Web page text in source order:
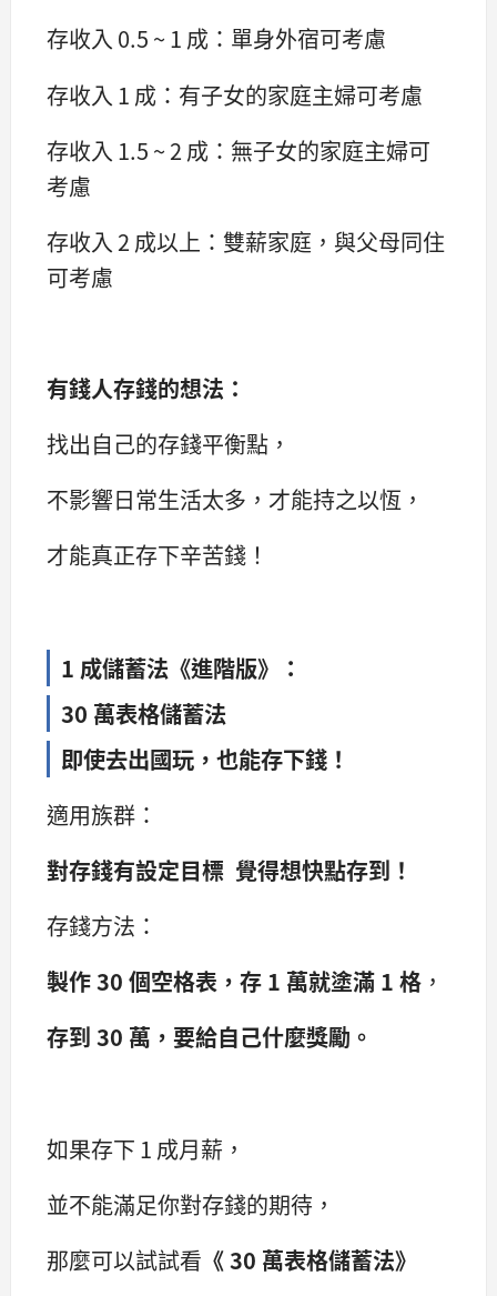
存收入 0.5 ~ 1 成：單身外宿可考慮
存收入 1 成：有子女的家庭主婦可考慮
存收入 1.5 ~ 2 成：無子女的家庭主婦可
考慮
存收入 2 成以上：雙薪家庭，與父母同住
可考慮
有錢人存錢的想法：
找出自己的存錢平衡點，
不影響日常生活太多，才能持之以恆，
才能真正存下辛苦錢！
1 成儲蓄法《進階版》：
30 萬表格儲蓄法
即使去出國玩，也能存下錢！
適用族群：
對存錢有設定目標 覺得想快點存到！
存錢方法：
製作 30 個空格表，存 1 萬就塗滿 1 格 ，
存到 30 萬，要給自己什麼獎勵。
如果存下 1 成月薪，
並不能滿足你對存錢的期待，
那麼可以試試看 《 30 萬表格儲蓄法》